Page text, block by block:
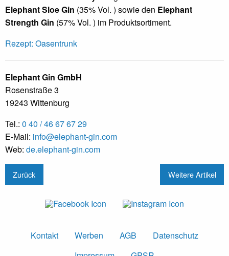
Elephant Sloe Gin (35% Vol. ) sowie den Elephant
Strength Gin (57% Vol. ) im Produktsortiment.
Rezept: Oasentrunk
Elephant Gin GmbH
Rosenstraße 3
19243 Wittenburg
Tel.: 0 40 / 46 67 67 29
E-Mail: info@elephant-gin.com
Web: de.elephant-gin.com
Zurück Weitere Artikel
Kontakt Werben AGB
Datenschutz